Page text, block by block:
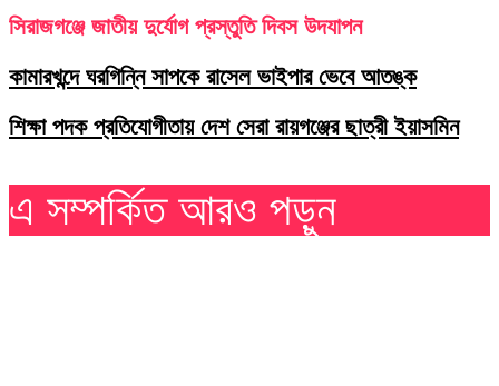
সিরাজগঞ্জে জাতীয় দুর্যোগ প্রস্তুতি দিবস উদযাপন
কামারখন্দে ঘরগিন্নি সাপকে রাসেল ভাইপার ভেবে আতঙ্ক
শিক্ষা পদক প্রতিযোগীতায় দেশ সেরা রায়গঞ্জের ছাত্রী ইয়াসমিন
এ সম্পর্কিত আরও পড়ুন